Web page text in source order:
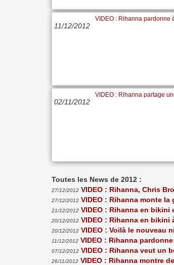
11/12/2012
VIDEO : Rihanna pardonne
02/11/2012
VIDEO : Rihanna partage
Toutes les News de 2012 :
27/12/2012 VIDEO : Rihanna, Chris
27/12/2012 VIDEO : Rihanna monte
21/12/2012 VIDEO : Rihanna en bikini
20/12/2012 VIDEO : Rihanna en bikini
20/12/2012 VIDEO : Voilà le nouveau
11/12/2012 VIDEO : Rihanna
07/12/2012 VIDEO : Rihanna veut un
26/11/2012 VIDEO : Rihanna montre